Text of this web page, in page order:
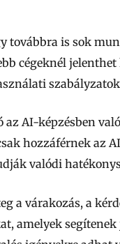
továbbra is sok
cégeknél
AI-képzésben
hozzáférnek az
valódi
a várakozás, a
amelyek